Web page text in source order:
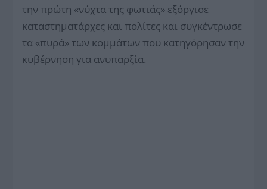
την πρώτη «νύχτα της φωτιάς» εξόργισε
καταστηματάρχες και πολίτες και συγκέντρωσε
τα «πυρά» των κομμάτων που κατηγόρησαν την
κυβέρνηση για ανυπαρξία.